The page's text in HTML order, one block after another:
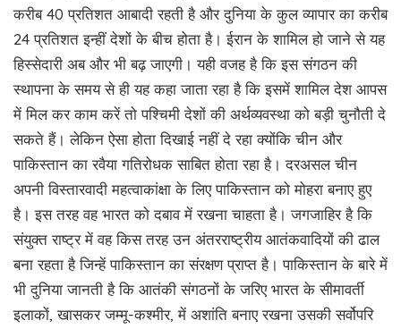
करीब 40 प्रतिशत आबादी रहती है और दुनिया के कुल व्यापार का करीब
24 प्रतिशत इन्हीं देशों के बीच होता है। ईरान के शामिल हो जाने से यह
हिस्सेदारी अब और भी बढ़ जाएगी। यही वजह है कि इस संगठन की
स्थापना के समय से ही यह कहा जाता रहा है कि इसमें शामिल देश आपस
में मिल कर काम करें तो पश्चिमी देशों की अर्थव्यवस्था को बड़ी चुनौती दे
सकते हैं। लेकिन ऐसा होता दिखाई नहीं दे रहा क्योंकि चीन और
पाकिस्तान का रवैया गतिरोधक साबित होता रहा है। दरअसल चीन
अपनी विस्तारवादी महत्वाकांक्षा के लिए पाकिस्तान को मोहरा बनाए हुए
है। इस तरह वह भारत को दबाव में रखना चाहता है। जगजाहिर है कि
संयुक्त राष्ट्र में वह किस तरह उन अंतरराष्ट्रीय आतंकवादियों की ढाल
बना रहता है जिन्हें पाकिस्तान का संरक्षण प्राप्त है। पाकिस्तान के बारे में
भी दुनिया जानती है कि आतंकी संगठनों के जरिए भारत के सीमावर्ती
इलाकों, खासकर जम्मू-कश्मीर, में अशांति बनाए रखना उसकी सर्वोपरि